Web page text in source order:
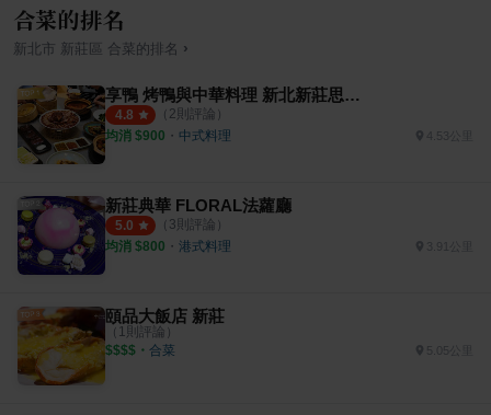
合菜的排名
新北市 新莊區 合菜 的排名 ›
享鴨 烤鴨與中華料理 新北新莊思源i-Tower店
4.8 （ 2則評論）
均消 $900 ・ 中式料理 4.53公里
新莊典華 FLORAL法蘿廳
5.0 （ 3則評論）
均消 $800 ・ 港式料理
頤品大飯店 新莊
（ 1 則評論）
$$$$ ・ 合菜 5.05公里